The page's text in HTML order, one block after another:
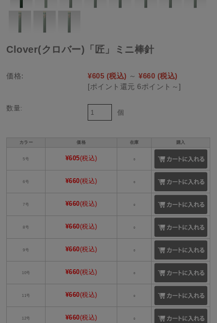
Clover(クロバー)「匠」ミニ棒針
価格: ¥605 (税込) ～ ¥660 (税込)
[ポイント還元 6ポイント～]
数量:
個
カラー 価格 在庫 購入
5号 ¥605(税込) ○
6号 ¥660(税込) ○
7号 ¥660(税込) ○
8号 ¥660(税込) ○
9号 ¥660(税込) ○
10号 ¥660(税込) ○
11号 ¥660(税込) ○
12号 ¥660(税込) ○